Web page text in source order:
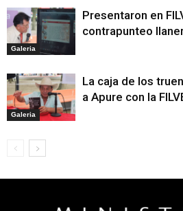
Galeria
Presentaron en
contrapunteo
Galeria
La caja de los
a Apure con la